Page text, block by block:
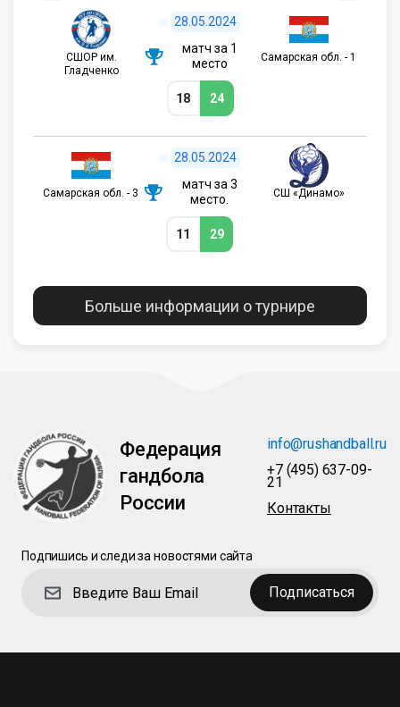
СШОР им.
Гладченко
28.05.2024
матч за 1
место
18 24
Самарская обл. - 1
Самарская обл. - 3
28.05.2024
матч за 3
место.
11 29
СШ «Динамо»
Больше информации о турнире
Федерация
гандбола
России
info@rushandball.ru
+7 (495) 637-09-
21
Контакты
Подпишись и следи за новостями сайта
Подписаться